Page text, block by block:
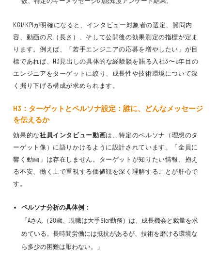
KGI/KPIが明確になると、インタビュー対象者の選定、質問内
容、動画の尺（長さ）、そして公開後の効果測定の指標が定ま
ります。例えば、「若手エンジニアの応募を増やしたい」が目
標であれば、H3見出しの具体的な経験談を語る入社3〜5年目の
エンジニアをターゲットに絞り、成長性や技術環境について深
く掘り下げる構成が求められます。
H3：ターゲットとペルソナ設定：誰に、どんなメッセージ
を伝えるか
効果的な社員インタビュー動画は、特定のペルソナ（理想のタ
ーゲット像）に語りかけるように設計されています。「全員に
響く動画」は存在しません。ターゲットが知りたい情報、抱え
る不安、働く上で重視する価値観を深く理解することが肝心で
す。
ペルソナ分析の具体例：
「Aさん（28歳、現職は大手SIer勤務）は、成長機会と裁量を求
めている。長時間労働には抵抗があるが、技術を磨ける環境な
ら多少の困難は厭わない。」